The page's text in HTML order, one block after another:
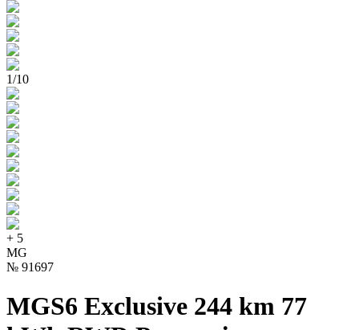
1/10
+ 5
MG
№ 91697
MGS6 Exclusive 244 km 77